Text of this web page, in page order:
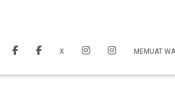
X MEMUAT